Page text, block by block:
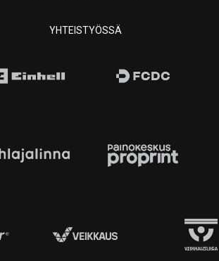
YHTEISTYÖSSÄ